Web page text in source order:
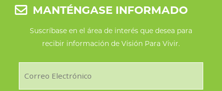
MANTÉNGASE INFORMADO
Suscríbase en el área de interés que desea para
recibir información de Visión Para Vivir.